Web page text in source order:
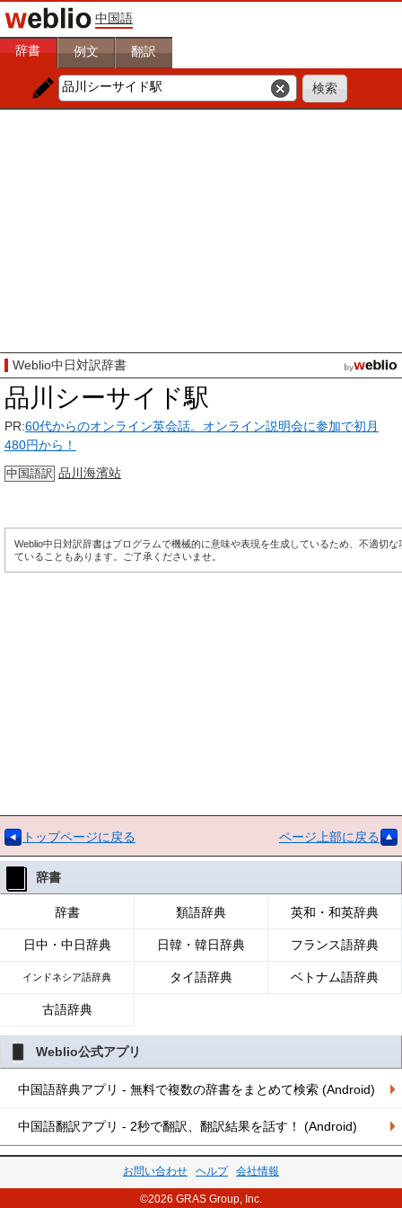
中国語
辞書 例文 翻訳
Weblio中日対訳辞書
品川シーサイド駅
PR:60代からのオンライン英会話。オンライン説明会に参加で初月
480円から！
中国語訳 品川海濱站
Weblio中日対訳辞書はプログラムで機械的に意味や表現を生成しているため、不適切な
ていることもあります。ご了承くださいませ。
トップページに戻る ページ上部に戻る
辞書
辞書 類語辞典 英和・和英辞典
日中・中日辞典 日韓・韓日辞典 フランス語辞典
インドネシア語辞典 タイ語辞典 ベトナム語辞典
古語辞典
Weblio公式アプリ
中国語辞典アプリ - 無料で複数の辞書をまとめて検索 (Android)
中国語翻訳アプリ - 2秒で翻訳、翻訳結果を話す！ (Android)
お問い合わせ ヘルプ 会社情報
©2026 GRAS Group, Inc.